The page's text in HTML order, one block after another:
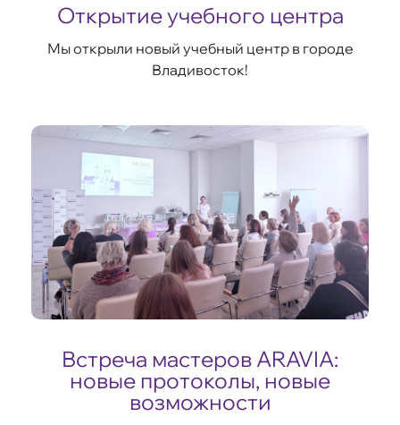
Открытие учебного центра
Мы открыли новый учебный центр в городе
Владивосток!
Встреча мастеров ARAVIA:
новые протоколы, новые
возможности